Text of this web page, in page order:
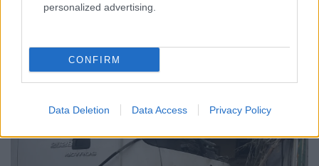
personalized advertising.
CONFIRM
Data Deletion Data Access Privacy Policy
Ελλάδα: Περισσότερα
άρθρα